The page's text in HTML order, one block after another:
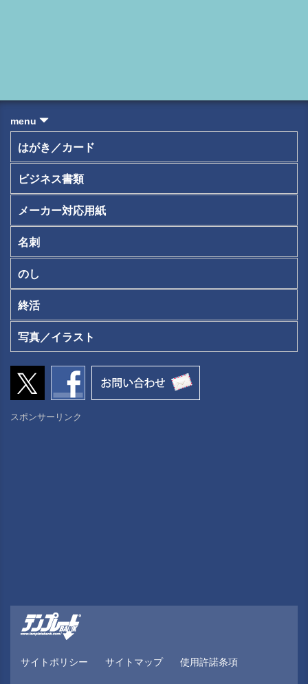
menu
はがき／カード
ビジネス書類
メーカー対応用紙
名刺
のし
終活
写真／イラスト
スポンサーリンク
サイトポリシー サイトマップ 使用許諾条項